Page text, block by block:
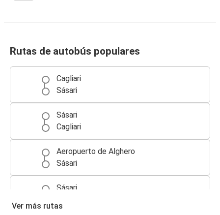
Rutas de autobús populares
Cagliari
Sásari
Sásari
Cagliari
Aeropuerto de Alghero
Sásari
Sásari
Ver más rutas